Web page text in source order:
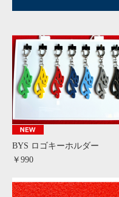
BYS ロゴキーホルダー
￥990